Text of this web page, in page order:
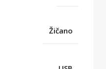
Žičano